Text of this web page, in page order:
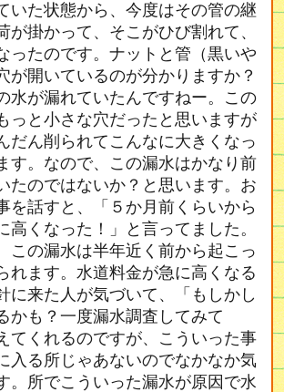
いた状態から、今度はその管の継
が掛かって、そこがひび割れて、
ったのです。ナットと管（黒いや
が開いているのが分かりますか？
水が漏れていたんですねー。この
っと小さな穴だったと思いますが
だん削られてこんなに大きくなっ
す。なので、この漏水はかなり前
たのではないか？と思います。お
を話すと、「５か月前くらいから
高くなった！」と言ってました。
この漏水は半年近く前から起こっ
れます。水道料金が急に高くなる
に来た人が気づいて、「もしかし
かも？一度漏水調査してみて
てくれるのですが、こういった事
入る所じゃあないのでなかなか気
。所でこういった漏水が原因で水